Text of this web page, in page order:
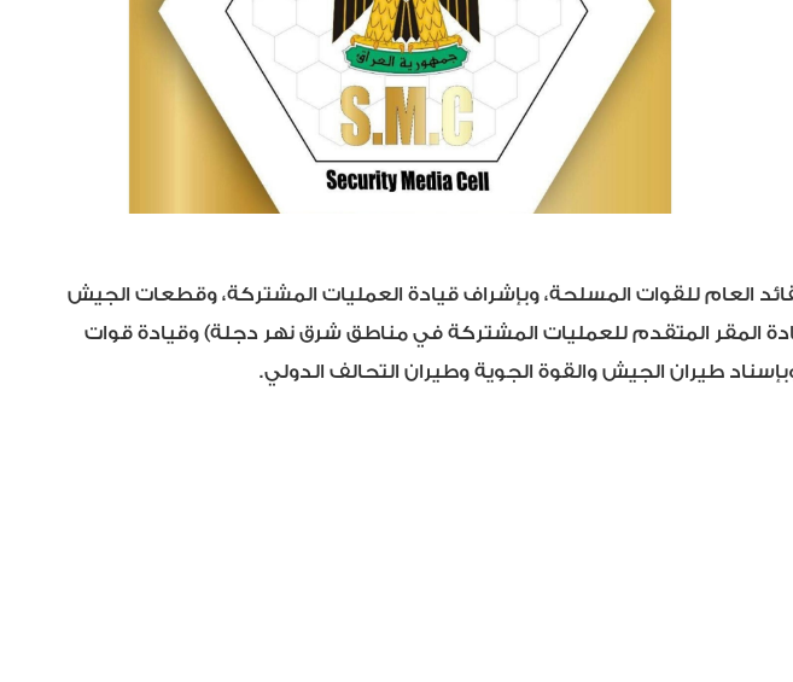
القائد العام للقوات المسلحة، وبإشراف قيادة العمليات المشتركة، وقطعات الجيش
المقر المتقدم للعمليات المشتركة في مناطق شرق نهر دجلة) وقيادة قوات
طيران الجيش والقوة الجوية وطيران التحالف الدولي.